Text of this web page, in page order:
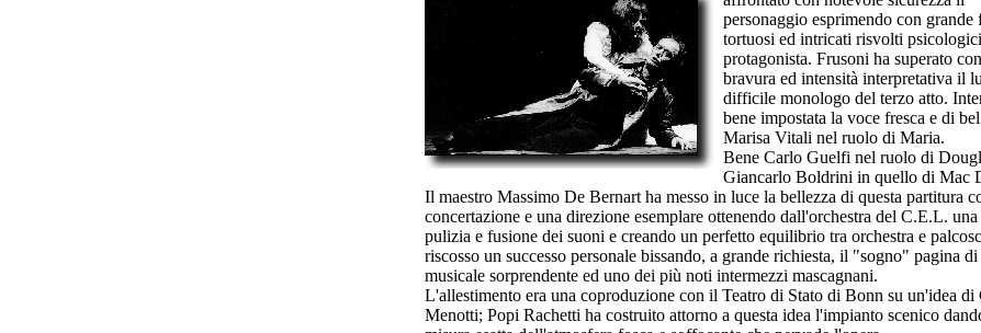
personaggio esprimendo con grande
tortuosi ed intricati risvolti
protagonista. Frusoni ha superato
bravura ed intensità interpretativa il
difficile monologo del terzo atto.
bene impostata la voce fresca e di
Marisa Vitali nel ruolo di Maria.
Bene Carlo Guelfi nel ruolo di
Giancarlo Boldrini in quello di Mac
Il maestro Massimo De Bernart ha messo in luce la bellezza di questa partitura
concertazione e una direzione esemplare ottenendo dall'orchestra del C.E.L. una
pulizia e fusione dei suoni e creando un perfetto equilibrio tra orchestra e
riscosso un successo personale bissando, a grande richiesta, il "sogno" pagina
musicale sorprendente ed uno dei più noti intermezzi mascagnani.
L'allestimento era una coproduzione con il Teatro di Stato di Bonn su un'idea di
Menotti; Popi Rachetti ha costruito attorno a questa idea l'impianto scenico